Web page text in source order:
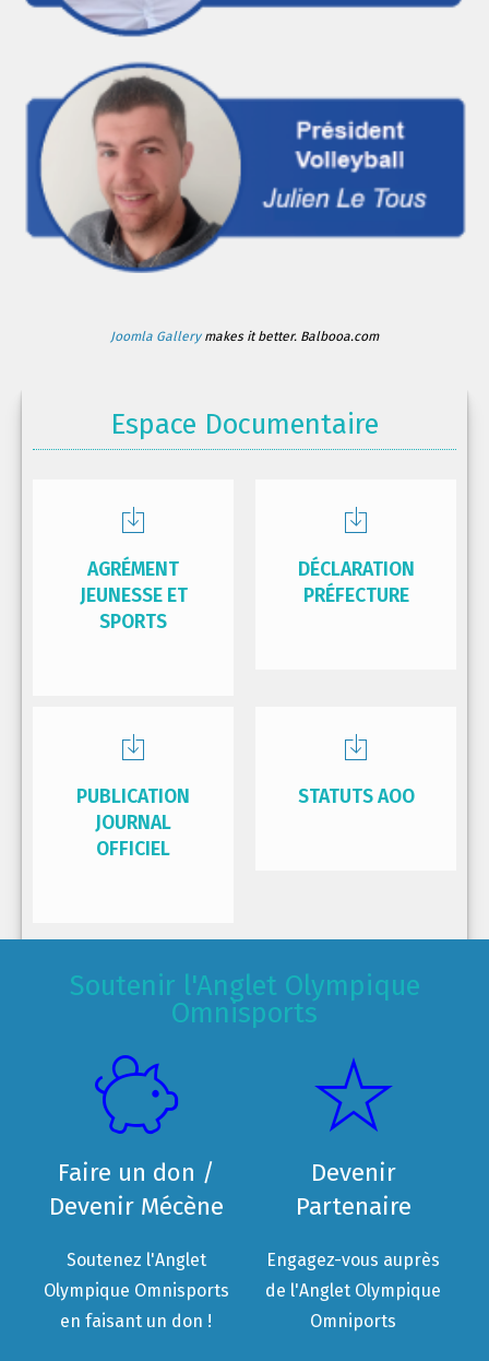
Joomla Gallerymakes it better. Balbooa.com
Espace Documentaire
AGRÉMENT
JEUNESSE ET
SPORTS
DÉCLARATION
PRÉFECTURE
PUBLICATION
JOURNAL
OFFICIEL
STATUTS AOO
Soutenir l'Anglet Olympique
Omnisports
Faire un don /
Devenir Mécène
Soutenez l'Anglet
Olympique Omnisports
en faisant un don !
Devenir
Partenaire
Engagez-vous auprès
de l'Anglet Olympique
Omniports